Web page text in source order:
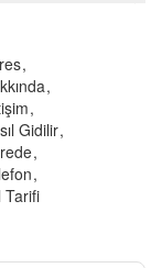
Gidilir
Tarifi